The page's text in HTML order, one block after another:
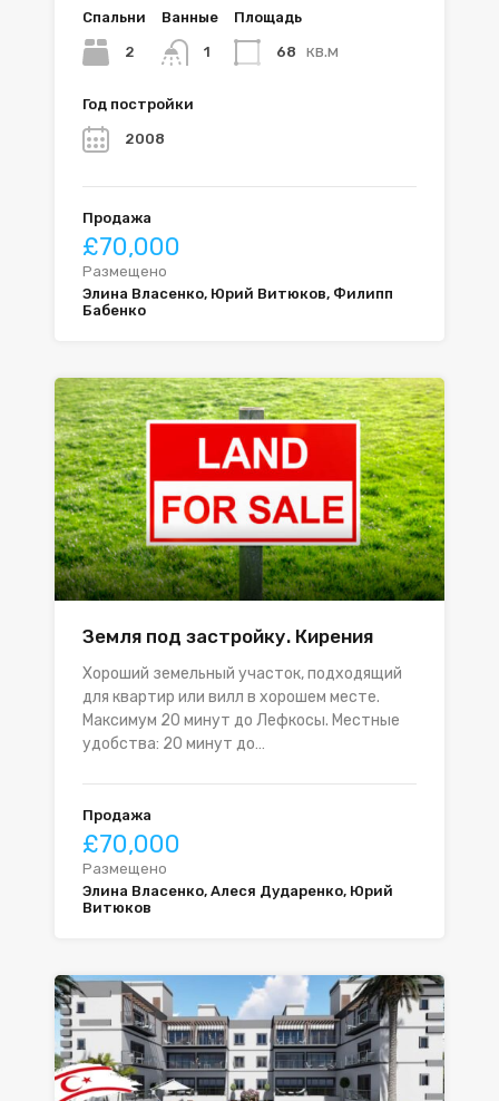
Спальни
2
Ванные
1
Площадь
68 кв.м
Год постройки
2008
Продажа
£70,000
Размещено
Элина Власенко, Юрий Витюков, Филипп
Бабенко
Земля под застройку. Кирения
Хороший земельный участок, подходящий
для квартир или вилл в хорошем месте.
Максимум 20 минут до Лефкосы. Местные
удобства: 20 минут до…
Продажа
£70,000
Размещено
Элина Власенко, Алеся Дударенко, Юрий
Витюков